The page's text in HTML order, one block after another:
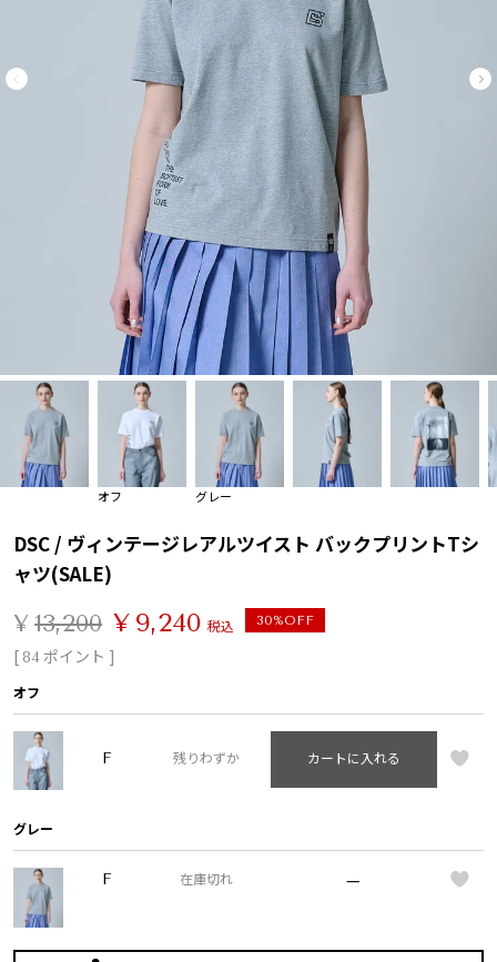
オフ グレー
DSC / ヴィンテージレアルツイスト バックプリントTシ
ャツ(SALE)
¥ 13,200 ¥ 9,240 税込 30%OFF
[84ポイント ]
オフ
F 残りわずか カートに入れる
グレー
F 在庫切れ —